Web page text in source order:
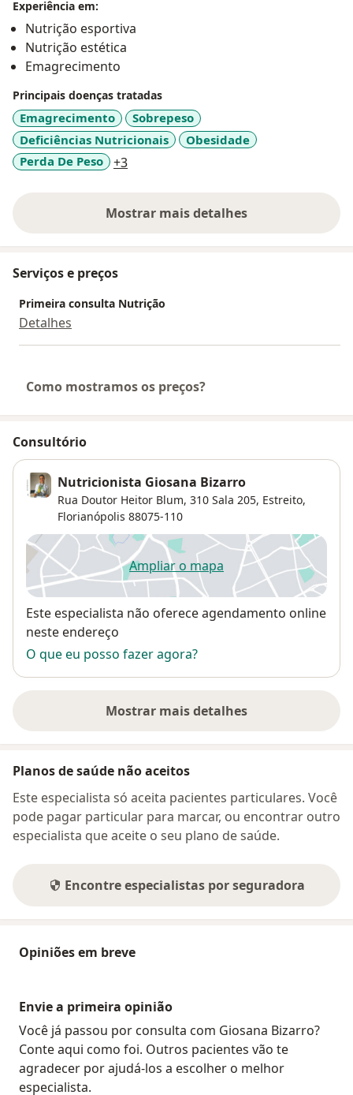
Nutricional, Avaliação Nutricional, Emagrecimento,
Ganho de massa muscular e Performance Esportiva."
Experiência em:
Nutrição esportiva
Nutrição estética
Emagrecimento
Principais doenças tratadas
Emagrecimento
Sobrepeso
Deficiências Nutricionais
Obesidade
Perda De Peso
+3a11y_sr_more_diseases
Mostrar mais detalhes
sobre a experiência
Serviços e preços
Primeira consulta Nutrição
Detalhes
Como mostramos os preços?
Consultório
Nutricionista Giosana Bizarro
Rua Doutor Heitor Blum, 310 Sala 205, Estreito,
Florianópolis 88075-110
Ampliar o mapaabre num novo separador
Disponibilidade
Este especialista não oferece agendamento online
neste endereço
O que eu posso fazer agora?
Mostrar mais detalhes
sobre o endereço
Planos de saúde não aceitos
Este especialista só aceita pacientes particulares. Você
pode pagar particular para marcar, ou encontrar outro
especialista que aceite o seu plano de saúde.
Encontre especialistas por seguradora
Opiniões em breve
Envie a primeira opinião
Você já passou por consulta com Giosana Bizarro?
Conte aqui como foi. Outros pacientes vão te
agradecer por ajudá-los a escolher o melhor
especialista.